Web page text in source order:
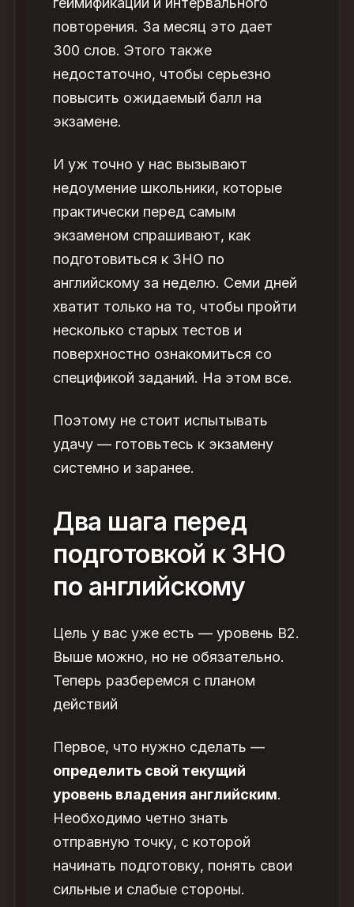
повторения. За месяц это дает
300 слов. Этого также
недостаточно, чтобы серьезно
повысить ожидаемый балл на
экзамене.
И уж точно у нас вызывают
недоумение школьники, которые
практически перед самым
экзаменом спрашивают, как
подготовиться к ЗНО по
английскому за неделю. Семи дней
хватит только на то, чтобы пройти
несколько старых тестов и
поверхностно ознакомиться со
спецификой заданий. На этом все.
Поэтому не стоит испытывать
удачу — готовьтесь к экзамену
системно и заранее.
Два шага перед
подготовкой к ЗНО
по английскому
Цель у вас уже есть — уровень В2.
Выше можно, но не обязательно.
Теперь разберемся с планом
действий
Первое, что нужно сделать —
определить свой текущий
уровень владения английским.
Необходимо четно знать
отправную точку, с которой
начинать подготовку, понять свои
сильные и слабые стороны.